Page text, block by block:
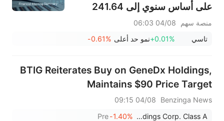
على أساس سنوي إلى 241.64
مليار ريال سعودي، وتوزيع أرباح
بقيمة 0.34 ريال سعودي للسهم
منصة سهم
04/08 06:03
تاسي
+0.01%نمو حد أعلى -0.61%
BTIG Reiterates Buy on GeneDx Holdings,
Maintains $90 Price Target
Benzinga News
04/08 09:15
GeneDx Holdings Corp. Class A
-1.40%
Pre